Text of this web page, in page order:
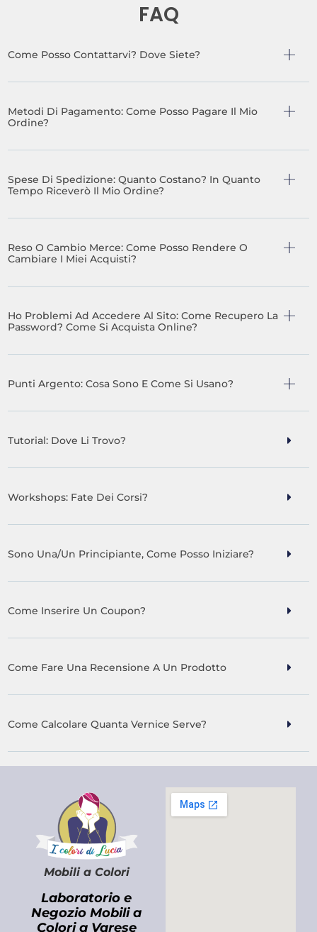
FAQ
Come Posso Contattarvi? Dove Siete?
Metodi Di Pagamento: Come Posso Pagare Il Mio
Ordine?
Spese Di Spedizione: Quanto Costano? In Quanto
Tempo Riceverò Il Mio Ordine?
Reso O Cambio Merce: Come Posso Rendere O
Cambiare I Miei Acquisti?
Ho Problemi Ad Accedere Al Sito: Come Recupero La
Password? Come Si Acquista Online?
Punti Argento: Cosa Sono E Come Si Usano?
Tutorial: Dove Li Trovo?
Workshops: Fate Dei Corsi?
Sono Una/un Principiante, Come Posso Iniziare?
Come Inserire Un Coupon?
Come Fare Una Recensione A Un Prodotto
Come Calcolare Quanta Vernice Serve?
Mobili a Colori
Laboratorio e
Negozio Mobili a
Colori a Varese